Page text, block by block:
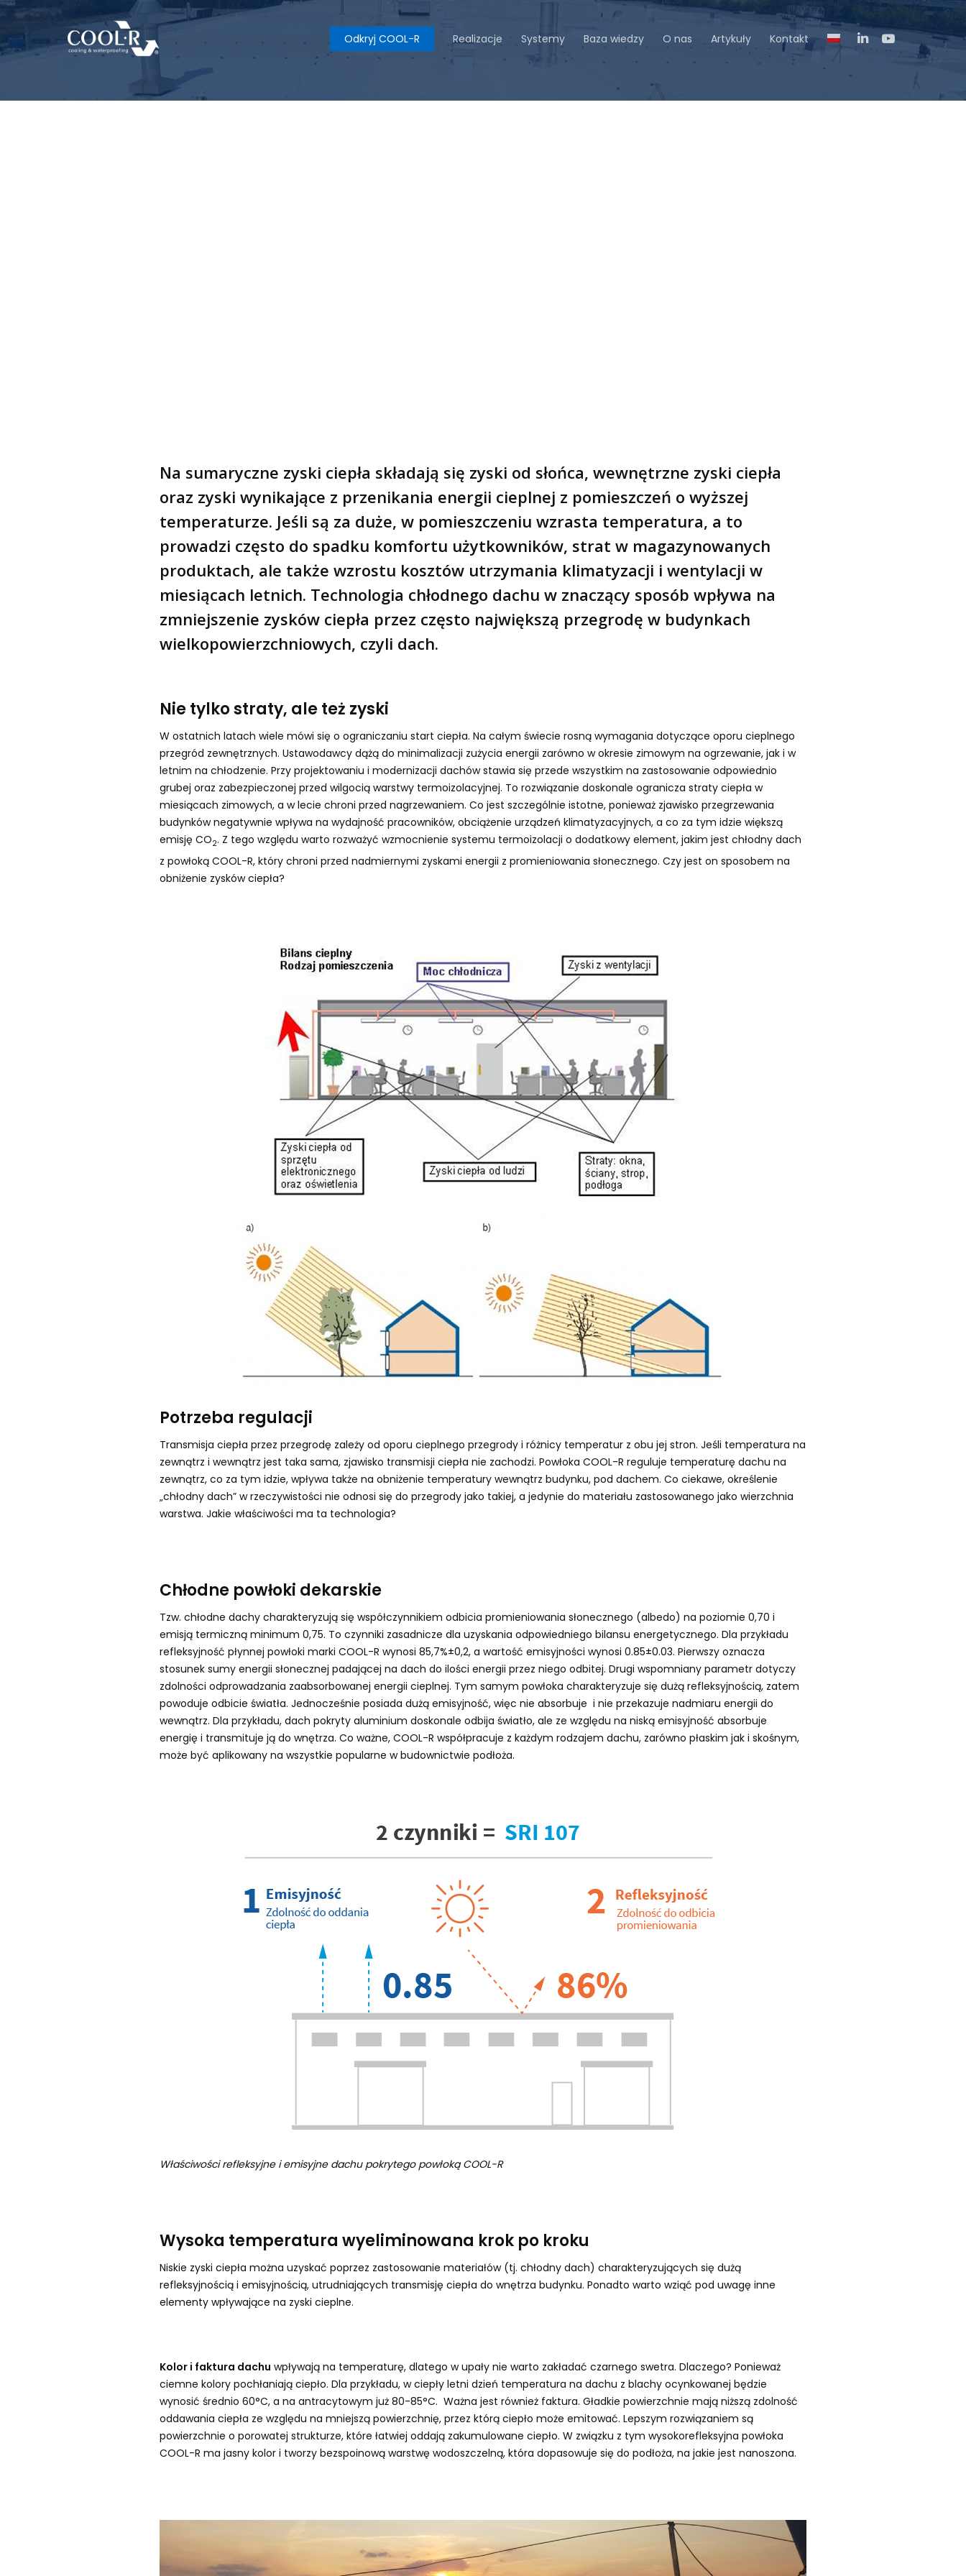
Odkryj COOL-R Realizacje Systemy Baza wiedzy O nas Artykuły Kontakt
Na sumaryczne zyski ciepła składają się zyski od słońca, wewnętrzne zyski ciepła
oraz zyski wynikające z przenikania energii cieplnej z pomieszczeń o wyższej
temperaturze. Jeśli są za duże, w pomieszczeniu wzrasta temperatura, a to
prowadzi często do spadku komfortu użytkowników, strat w magazynowanych
produktach, ale także wzrostu kosztów utrzymania klimatyzacji i wentylacji w
miesiącach letnich. Technologia chłodnego dachu w znaczący sposób wpływa na
zmniejszenie zysków ciepła przez często największą przegrodę w budynkach
wielkopowierzchniowych, czyli dach.
Nie tylko straty, ale też zyski
W ostatnich latach wiele mówi się o ograniczaniu start ciepła. Na całym świecie rosną wymagania dotyczące oporu cieplnego
przegród zewnętrznych. Ustawodawcy dążą do minimalizacji zużycia energii zarówno w okresie zimowym na ogrzewanie, jak i w
letnim na chłodzenie. Przy projektowaniu i modernizacji dachów stawia się przede wszystkim na zastosowanie odpowiednio
grubej oraz zabezpieczonej przed wilgocią warstwy termoizolacyjnej. To rozwiązanie doskonale ogranicza straty ciepła w
miesiącach zimowych, a w lecie chroni przed nagrzewaniem. Co jest szczególnie istotne, ponieważ zjawisko przegrzewania
budynków negatywnie wpływa na wydajność pracowników, obciążenie urządzeń klimatyzacyjnych, a co za tym idzie większą
emisję CO2. Z tego względu warto rozważyć wzmocnienie systemu termoizolacji o dodatkowy element, jakim jest chłodny dach
z powłoką COOL-R, który chroni przed nadmiernymi zyskami energii z promieniowania słonecznego. Czy jest on sposobem na
obniżenie zysków ciepła?
Potrzeba regulacji
Transmisja ciepła przez przegrodę zależy od oporu cieplnego przegrody i różnicy temperatur z obu jej stron. Jeśli temperatura na
zewnątrz i wewnątrz jest taka sama, zjawisko transmisji ciepła nie zachodzi. Powłoka COOL-R reguluje temperaturę dachu na
zewnątrz, co za tym idzie, wpływa także na obniżenie temperatury wewnątrz budynku, pod dachem. Co ciekawe, określenie
„chłodny dach” w rzeczywistości nie odnosi się do przegrody jako takiej, a jedynie do materiału zastosowanego jako wierzchnia
warstwa. Jakie właściwości ma ta technologia?
Chłodne powłoki dekarskie
Tzw. chłodne dachy charakteryzują się współczynnikiem odbicia promieniowania słonecznego (albedo) na poziomie 0,70 i
emisją termiczną minimum 0,75. To czynniki zasadnicze dla uzyskania odpowiedniego bilansu energetycznego. Dla przykładu
refleksyjność płynnej powłoki marki COOL-R wynosi 85,7%±0,2, a wartość emisyjności wynosi 0.85±0.03. Pierwszy oznacza
stosunek sumy energii słonecznej padającej na dach do ilości energii przez niego odbitej. Drugi wspomniany parametr dotyczy
zdolności odprowadzania zaabsorbowanej energii cieplnej. Tym samym powłoka charakteryzuje się dużą refleksyjnością, zatem
powoduje odbicie światła. Jednocześnie posiada dużą emisyjność, więc nie absorbuje i nie przekazuje nadmiaru energii do
wewnątrz. Dla przykładu, dach pokryty aluminium doskonale odbija światło, ale ze względu na niską emisyjność absorbuje
energię i transmituje ją do wnętrza. Co ważne, COOL-R współpracuje z każdym rodzajem dachu, zarówno płaskim jak i skośnym,
może być aplikowany na wszystkie popularne w budownictwie podłoża.
Właściwości refleksyjne i emisyjne dachu pokrytego powłoką COOL-R
Wysoka temperatura wyeliminowana krok po kroku
Niskie zyski ciepła można uzyskać poprzez zastosowanie materiałów (tj. chłodny dach) charakteryzujących się dużą
refleksyjnością i emisyjnością, utrudniających transmisję ciepła do wnętrza budynku. Ponadto warto wziąć pod uwagę inne
elementy wpływające na zyski cieplne.
Kolor i faktura dachu wpływają na temperaturę, dlatego w upały nie warto zakładać czarnego swetra. Dlaczego? Ponieważ
ciemne kolory pochłaniają ciepło. Dla przykładu, w ciepły letni dzień temperatura na dachu z blachy ocynkowanej będzie
wynosić średnio 60°C, a na antracytowym już 80-85°C. Ważna jest również faktura. Gładkie powierzchnie mają niższą zdolność
oddawania ciepła ze względu na mniejszą powierzchnię, przez którą ciepło może emitować. Lepszym rozwiązaniem są
powierzchnie o porowatej strukturze, które łatwiej oddają zakumulowane ciepło. W związku z tym wysokorefleksyjna powłoka
COOL-R ma jasny kolor i tworzy bezspoinową warstwę wodoszczelną, która dopasowuje się do podłoża, na jakie jest nanoszona.